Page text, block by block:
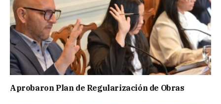
Aprobaron Plan de Regularización de Obras